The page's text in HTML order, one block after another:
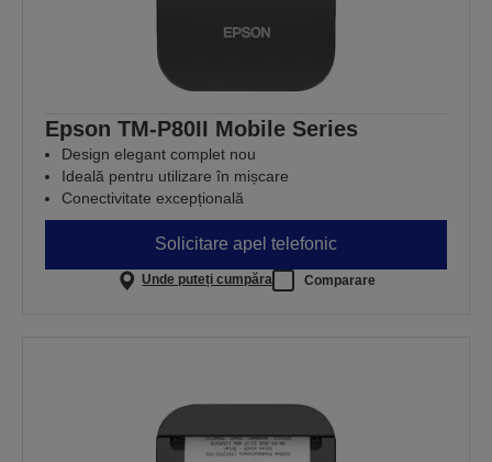
Epson TM-P80II Mobile Series
Design elegant complet nou
Ideală pentru utilizare în mișcare
Conectivitate excepțională
Solicitare apel telefonic
Unde puteți cumpăra Comparare